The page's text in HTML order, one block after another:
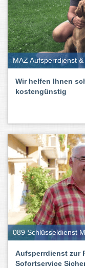
MAZ Aufsperrdienst
Wir helfen Ihnen
kostengünstig
089 Schlüsseldienst
Aufsperrdienst zur
Sofortservice